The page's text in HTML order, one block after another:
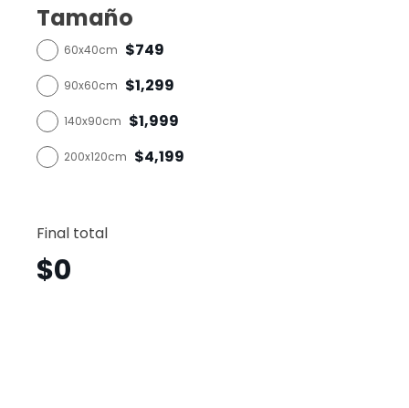
Tamaño
60x40cm $749
90x60cm $1,299
140x90cm $1,999
200x120cm $4,199
Final total
$0